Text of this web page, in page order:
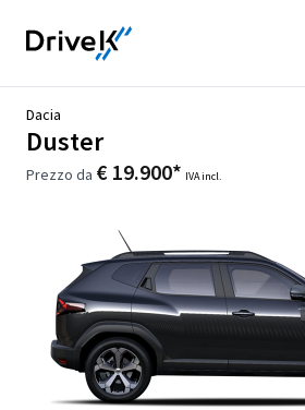
Dacia
Duster
Prezzo da € 19.900* IVA incl.